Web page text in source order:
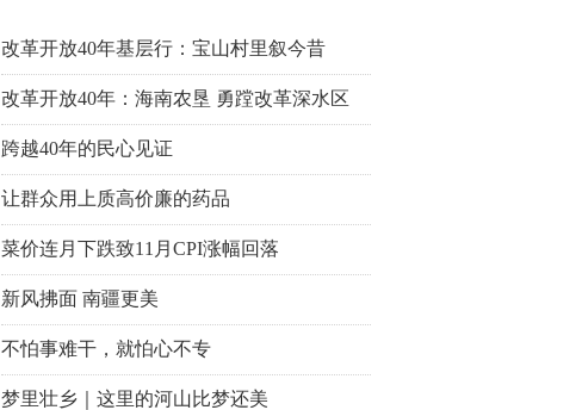
改革开放40年基层行：宝山村里叙今昔
改革开放40年：海南农垦 勇蹚改革深水区
跨越40年的民心见证
让群众用上质高价廉的药品
菜价连月下跌致11月CPI涨幅回落
新风拂面 南疆更美
不怕事难干，就怕心不专
梦里壮乡｜这里的河山比梦还美